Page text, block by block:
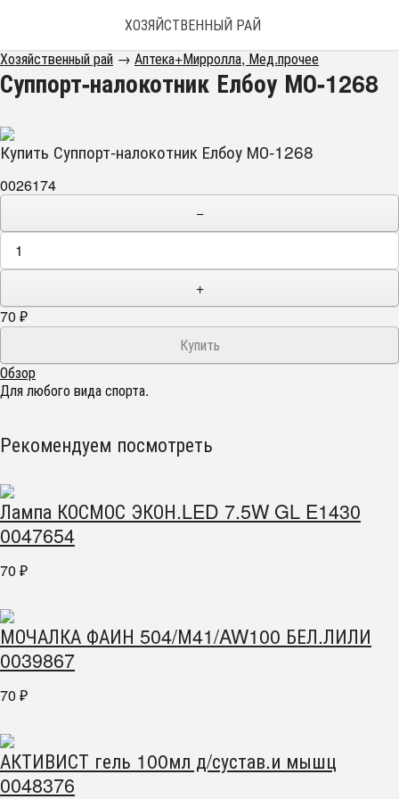
ХОЗЯЙСТВЕННЫЙ РАЙ
Хозяйственный рай → Аптека+Мирролла, Мед.прочее
Суппорт-налокотник Елбоу МО-1268
Купить Суппорт-налокотник Елбоу МО-1268
0026174
−
+
70 ₽
Обзор
Для любого вида спорта.
Рекомендуем посмотреть
Лампа КОСМОС ЭКОН.LED 7.5W GL E1430
0047654
70 ₽
МОЧАЛКА ФАИН 504/М41/AW100 БЕЛ.ЛИЛИ
0039867
70 ₽
АКТИВИСТ гель 100мл д/сустав.и мышц
0048376